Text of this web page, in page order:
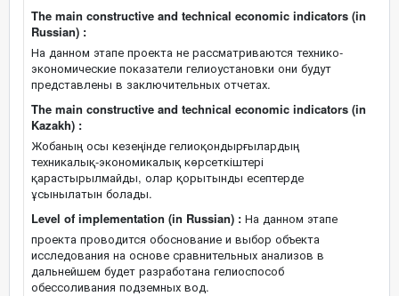
The main constructive and technical economic indicators (in
Russian) :
На данном этапе проекта не рассматриваются технико-
экономические показатели гелиоустановки они будут
представлены в заключительных отчетах.
The main constructive and technical economic indicators (in
Kazakh) :
Жобаның осы кезеңінде гелиоқондырғылардың
техникалық-экономикалық көрсеткіштері
қарастырылмайды, олар қорытынды есептерде
ұсынылатын болады.
Level of implementation (in Russian) : На данном этапе
проекта проводится обоснование и выбор объекта
исследования на основе сравнительных анализов в
дальнейшем будет разработана гелиоспособ
обессоливания подземных вод.